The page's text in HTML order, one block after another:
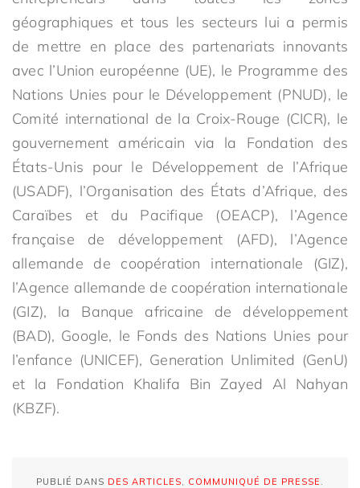
géographiques et tous les secteurs lui a permis
de mettre en place des partenariats innovants
avec l’Union européenne (UE), le Programme des
Nations Unies pour le Développement (PNUD), le
Comité international de la Croix-Rouge (CICR), le
gouvernement américain via la Fondation des
États-Unis pour le Développement de l’Afrique
(USADF), l’Organisation des États d’Afrique, des
Caraïbes et du Pacifique (OEACP), l’Agence
française de développement (AFD), l’Agence
allemande de coopération internationale (GIZ),
l’Agence allemande de coopération internationale
(GIZ), la Banque africaine de développement
(BAD), Google, le Fonds des Nations Unies pour
l’enfance (UNICEF), Generation Unlimited (GenU)
et la Fondation Khalifa Bin Zayed Al Nahyan
(KBZF).
PUBLIÉ DANS DES ARTICLES, COMMUNIQUÉ DE PRESSE .